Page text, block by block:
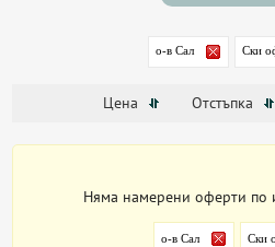
о-в Сал Ски
Цена Отстъпка
Няма намерени оферти по
о-в Сал Ски